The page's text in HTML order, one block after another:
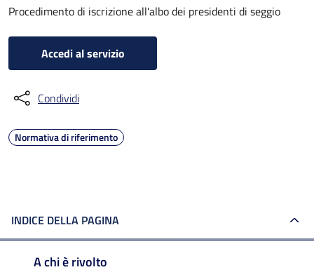
Procedimento di iscrizione all'albo dei presidenti di seggio
Accedi al servizio
Condividi
Normativa di riferimento
INDICE DELLA PAGINA
A chi è rivolto